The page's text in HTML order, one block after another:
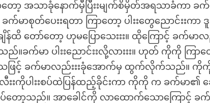
အသာခုံနောက်မှီပြီးးမျက်စိမှိတ်အရသာခံကာ ခက်မ
ာစုတ်ပေးးရတာ ကြာတော့ ပါးးတွေညောင်းးကာ ဒူ
ထိ တော်တော့ ဟုမပြောသေးးး။ ထိုကြောင့် ခက်မာ
။ခက်မာ ပါးးညောင်းးလို့လားးး။ ဟုတ် ကိုကို ကြာ
ဖြင့် ခက်မာလည်းးးခုံအောက်မှ ထွက်လိုက်သည်။
း လီးးကိုပါးးစပ်ထဲပြန်ထည့်ခိုင်းကာ ကိုကို က ခက်မာ
လုပ်တော့သည်။ အာခေါင်ကို လာထောက်သောကြောင့်